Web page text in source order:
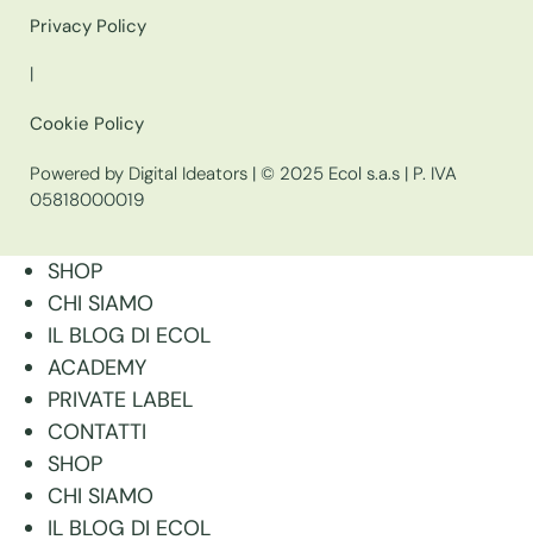
Privacy Policy
|
Cookie Policy
Powered by Digital Ideators | © 2025 Ecol s.a.s | P. IVA
05818000019
SHOP
CHI SIAMO
IL BLOG DI ECOL
ACADEMY
PRIVATE LABEL
CONTATTI
SHOP
CHI SIAMO
IL BLOG DI ECOL